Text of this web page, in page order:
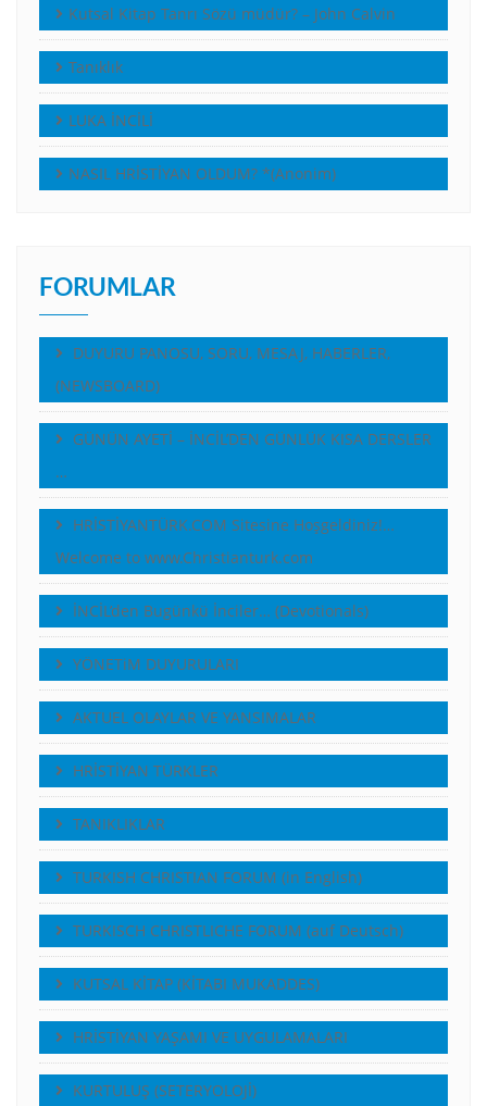
Kutsal Kitap Tanrı Sözü müdür? – John Calvin
Tanıklık
LUKA İNCİLİ
NASIL HRİSTİYAN OLDUM? *(Anonim)
FORUMLAR
DUYURU PANOSU, SORU, MESAJ, HABERLER,
(NEWSBOARD)
GÜNÜN AYETİ – İNCİL’DEN GÜNLÜK KISA DERSLER
…
HRİSTİYANTÜRK.COM Sitesine Hoşgeldiniz!…
Welcome to www.Christianturk.com
İNCİL’den Bugünkü İnciler… (Devotionals)
YÖNETiM DUYURULARI
AKTUEL OLAYLAR VE YANSIMALAR
HRİSTİYAN TÜRKLER
TANIKLIKLAR
TURKISH CHRISTIAN FORUM (in English)
TURKISCH CHRISTLICHE FORUM (auf Deutsch)
KUTSAL KİTAP (KİTABI MUKADDES)
HRİSTİYAN YAŞAMI VE UYGULAMALARI
KURTULUŞ (SETERYOLOJİ)